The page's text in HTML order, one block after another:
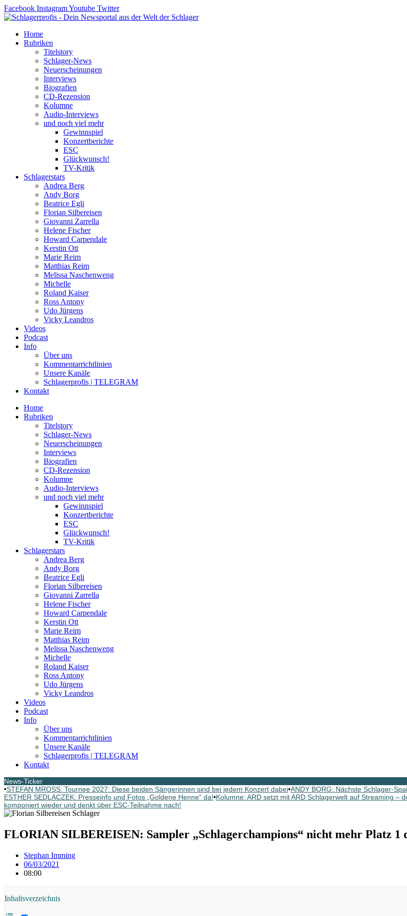
Zum
Inhalt
Facebook InstagramYoutube Twitter
Home
Rubriken
Titelstory
Schlager-News
Neuerscheinungen
Interviews
Biografien
CD-Rezension
Kolumne
Audio-Interviews
und noch viel mehr
Gewinnspiel
Konzertberichte
ESC
Glückwunsch!
TV-Kritik
Schlagerstars
Andrea Berg
Andy Borg
Beatrice Egli
Florian Silbereisen
Giovanni Zarrella
Helene Fischer
Howard Carpendale
Kerstin Ott
Marie Reim
Matthias Reim
Melissa Naschenweng
Michelle
Roland Kaiser
Ross Antony
Udo Jürgens
Vicky Leandros
Videos
Podcast
Info
Über uns
Kommentarrichtlinien
Unsere Kanäle
Schlagerprofis | TELEGRAM
Kontakt
Home
Rubriken
Titelstory
Schlager-News
Neuerscheinungen
Interviews
Biografien
CD-Rezension
Kolumne
Audio-Interviews
und noch viel mehr
Gewinnspiel
Konzertberichte
ESC
Glückwunsch!
TV-Kritik
Schlagerstars
Andrea Berg
Andy Borg
Beatrice Egli
Florian Silbereisen
Giovanni Zarrella
Helene Fischer
Howard Carpendale
Kerstin Ott
Marie Reim
Matthias Reim
Melissa Naschenweng
Michelle
Roland Kaiser
Ross Antony
Udo Jürgens
Vicky Leandros
Videos
Podcast
Info
Über uns
Kommentarrichtlinien
Unsere Kanäle
Schlagerprofis | TELEGRAM
Kontakt
News-Ticker
•STEFAN MROSS: Tournee 2027: Diese beiden Sängerinnen sind bei jedem Konzert dabei•ANDY BORG: Nächste Schlager-
ESTHER SEDLACZEK: Presseinfo und Fotos „Goldene Henne“ da!•Kolumne: ARD setzt mit ARD Schlagerwelt auf Streaming –
komponiert wieder und denkt über ESC-Teilnahme nach!
FLORIAN SILBEREISEN: Sampler „Schlagerchampions“ nicht mehr Platz 1
Stephan Imming
06/03/2021
08:00
Inhaltsverzeichnis